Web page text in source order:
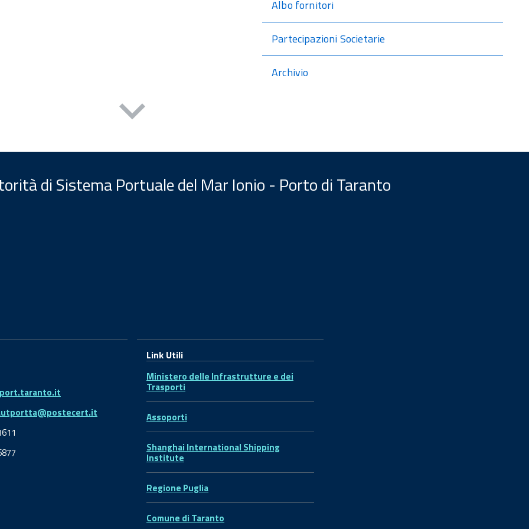
Albo fornitori
Partecipazioni Societarie
Archivio
di Sistema Portuale del Mar Ionio - Porto di Taranto
Link Utili
Ministero delle Infrastrutture e dei
Trasporti
Assoporti
Shanghai International Shipping
Institute
Regione Puglia
Comune di Taranto